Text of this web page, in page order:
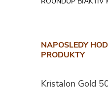
NAPOSLEDY
PRODUKTY
Kristalon Gold